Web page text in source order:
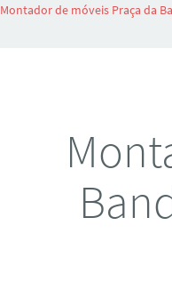
Montador de móveis Praça da